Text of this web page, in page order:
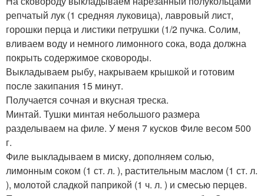
репчатый лук (1 средняя луковица), лавровый лист,
горошки перца и листики петрушки (1/2 пучка. Солим,
вливаем воду и немного лимонного сока, вода должна
покрыть содержимое сковороды.
Выкладываем рыбу, накрываем крышкой и готовим
после закипания 15 минут.
Получается сочная и вкусная треска.
Минтай. Тушки минтая небольшого размера
разделываем на филе. У меня 7 кусков Филе весом 500
г.
Филе выкладываем в миску, дополняем солью,
лимонным соком (1 ст. л. ), растительным маслом (1 ст. л.
), молотой сладкой паприкой (1 ч. л. ) и смесью перцев.